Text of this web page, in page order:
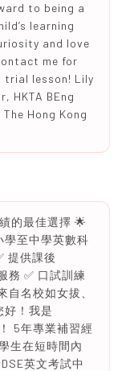
to being a
learning
and love
me for
trial lesson! Lily
HKTA BEng
Hong Kong
的最佳選擇 🌟
學至中學英數科
提供課後
務 ✅ 口試訓練
名校如女拔、
好！我是
5年專業補習經
生在短時間內
英文考試中